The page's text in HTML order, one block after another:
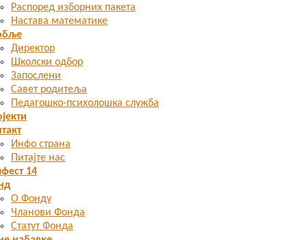
Распоред изборних пакета
Настава математике
Директор
Школски одбор
Запослени
Савет родитеља
Педагошко-психолошка служба
Инфо страна
Питајте нас
14
О Фонду
Чланови Фонда
Статут Фонда